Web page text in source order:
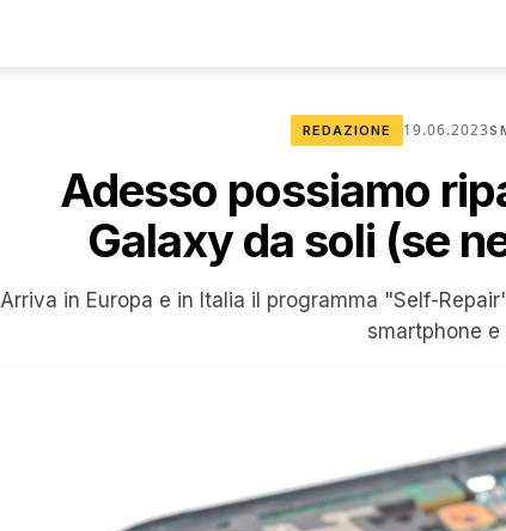
REDAZIONE 19.06.2023
Adesso possiamo
Galaxy da soli (se
Arriva in Europa e in Italia il programma "Self-
smartphone e